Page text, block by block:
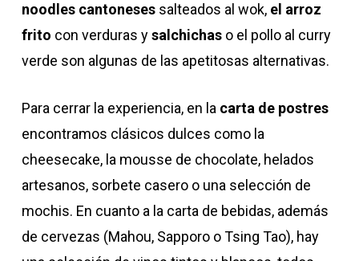
noodles cantonesessalteados al wok, el arroz
frito con verduras ysalchichaso el pollo al curry
verde son algunas de las apetitosas alternativas.
Para cerrar la experiencia, en la carta de postres
encontramos clásicos dulces como la
cheesecake, la mousse de chocolate, helados
artesanos, sorbete casero o una selección de
mochis. En cuanto a la carta de bebidas, además
de cervezas (Mahou, Sapporo o Tsing Tao), hay